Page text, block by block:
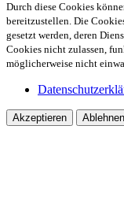
Durch diese Cookies
bereitzustellen. Die
gesetzt werden, deren
Cookies nicht zulassen,
möglicherweise nicht
Akzeptieren Ablehnen